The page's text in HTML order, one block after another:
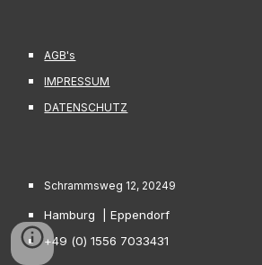
AGB's
IMPRESSUM
DATENSCHUTZ
Schrammsweg 12, 20249
Hamburg | Eppendorf
+49 (0) 1556 7033431